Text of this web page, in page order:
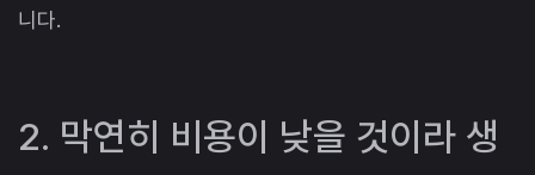
니다.
2. 막연히 비용이 낮을 것이라 생